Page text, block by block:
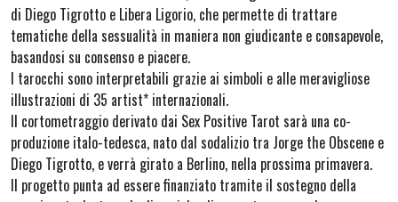
di Diego Tigrotto e Libera Ligorio, che permette di trattare
tematiche della sessualità in maniera non giudicante e consapevole,
basandosi su consenso e piacere.
I tarocchi sono interpretabili grazie ai simboli e alle meravigliose
illustrazioni di 35 artist* internazionali.
Il cortometraggio derivato dai Sex Positive Tarot sarà una co-
produzione italo-tedesca, nato dal sodalizio tra Jorge the Obscene e
Diego Tigrotto, e verrà girato a Berlino, nella prossima primavera.
Il progetto punta ad essere finanziato tramite il sostegno della